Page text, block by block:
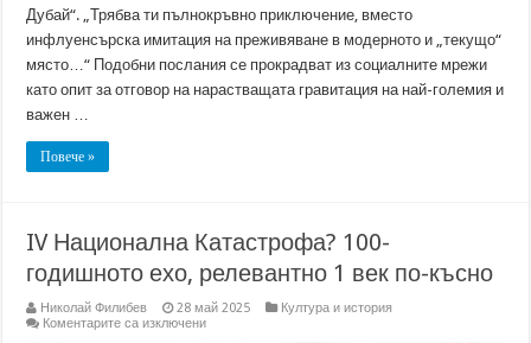
Дубай“. „Трябва ти пълнокръвно приключение, вместо
инфлуенсърска имитация на преживяване в модерното и „текущо“
място…“ Подобни послания се прокрадват из социалните мрежи
като опит за отговор на нарастващата гравитация на най-големия и
важен …
Повече »
IV Национална Катастрофа? 100-
годишното ехо, релевантно 1 век по-късно
Николай Филибев 28 май 2025
Култура и история
Коментарите са изключениза